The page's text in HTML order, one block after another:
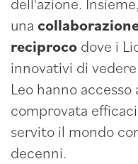
una
reciproco dove i
innovativi di
Leo hanno
comprovata
servito il mondo
decenni.